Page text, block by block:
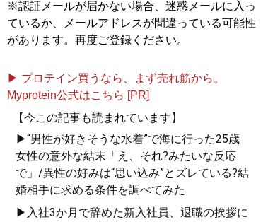
※認証メールが届かない場合、迷惑メールに入っ
ているか、メールアドレスが間違っている可能性
があります。再度ご登録ください。
▶ プロテイン買うなら、まず売れ筋から。
Myprotein公式はこちら [PR]
【今この記事も読まれています】
▶“男性が好きそうな水着”で海に行った25歳
女性の意外な結末「え、それ?みたいな反応
で」/異性の好みは“思い込み”とズレている?結
婚相手に求める条件を調べてみた
▶入社3か月で辞めた新入社員、退職の挨拶に